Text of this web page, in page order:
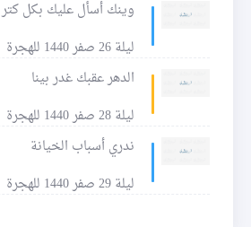
وينك أسأل عليك بكل كتر
ليلة 26 صفر 1440 للهجرة
الدهر عقبك غدر بينا
ليلة 28 صفر 1440 للهجرة
ندري أسباب الخيانة
ليلة 29 صفر 1440 للهجرة